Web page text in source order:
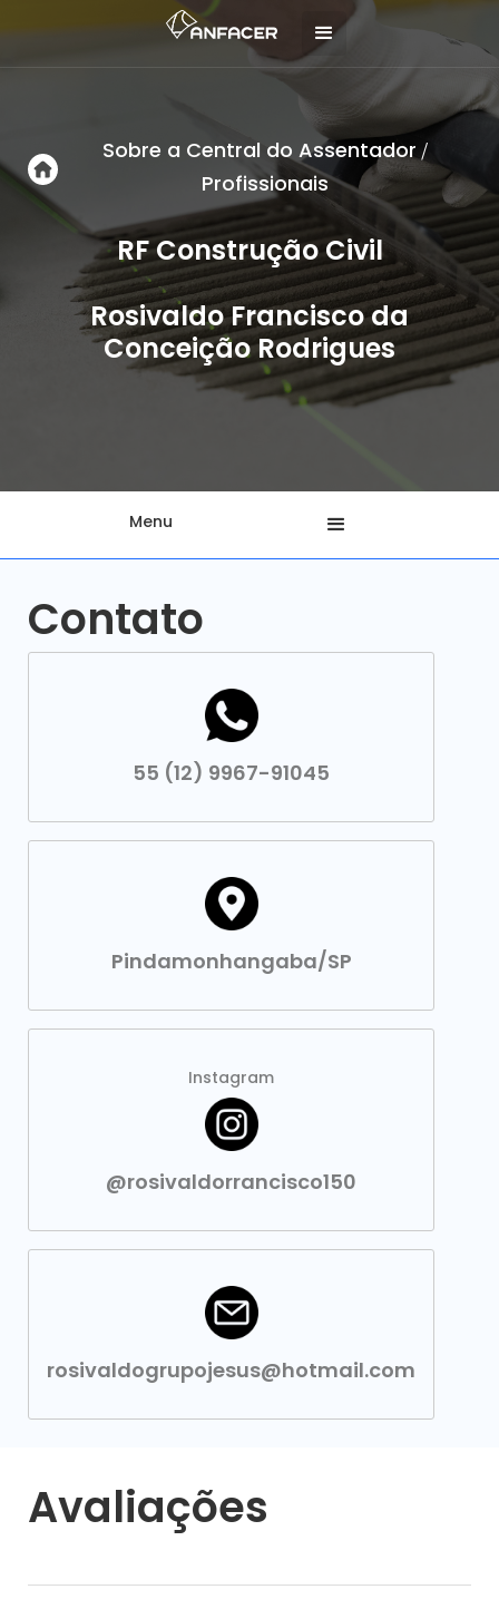
Sobre a Central do Assentador /
Profissionais
RF Construção Civil
Rosivaldo Francisco da
Conceição Rodrigues
Menu
Contato
55 (12) 9967-91045
Pindamonhangaba/SP
Instagram
@rosivaldorrancisco150
rosivaldogrupojesus@hotmail.com
Avaliações